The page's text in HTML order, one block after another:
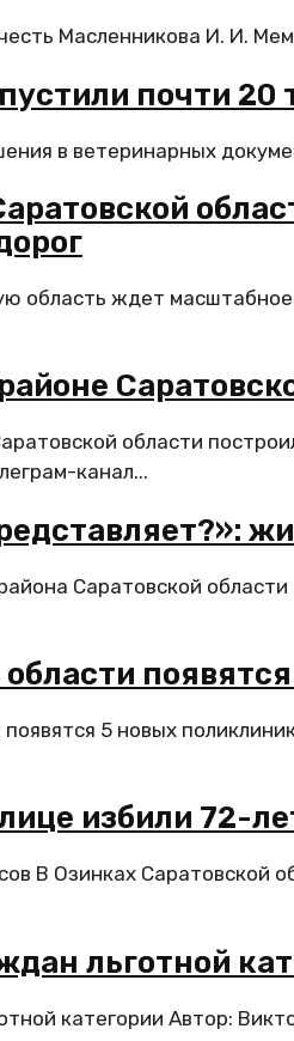
Масленникова И. И.
почти
в ветеринарных
область ждет
области
канал...
Саратовской
5 новых
избили 72-
В Озинках Саратовской
льготной
категории Автор: